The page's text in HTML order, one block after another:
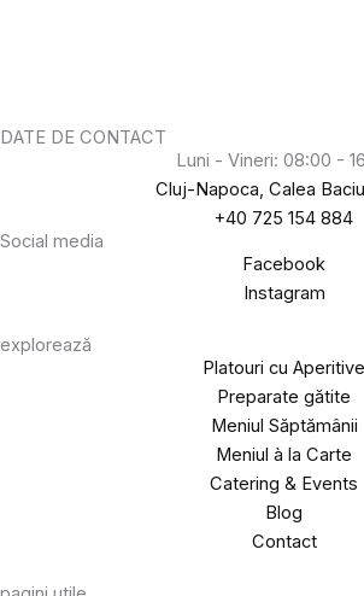
DATE DE CONTACT
Luni - Vineri: 08:00 -
Cluj-Napoca, Calea
+40 725 154 884
Social media
Facebook
Instagram
explorează
Platouri cu Aperitive
Preparate gătite
Meniul Săptămânii
Meniul à la Carte
Catering & Events
Blog
Contact